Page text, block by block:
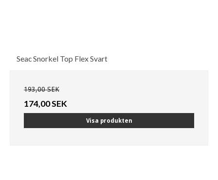
Seac Snorkel Top Flex Svart
193,00 SEK
174,00 SEK
Visa produkten